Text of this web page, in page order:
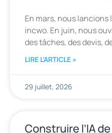
En mars, nous lancions
incwo. En juin, nous
des tâches, des devis,
LIRE L'ARTICLE »
29 juillet, 2026
Construire l’IA